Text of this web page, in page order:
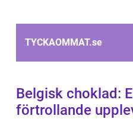
TYCKAOMMAT.se
Belgisk choklad:
förtrollande